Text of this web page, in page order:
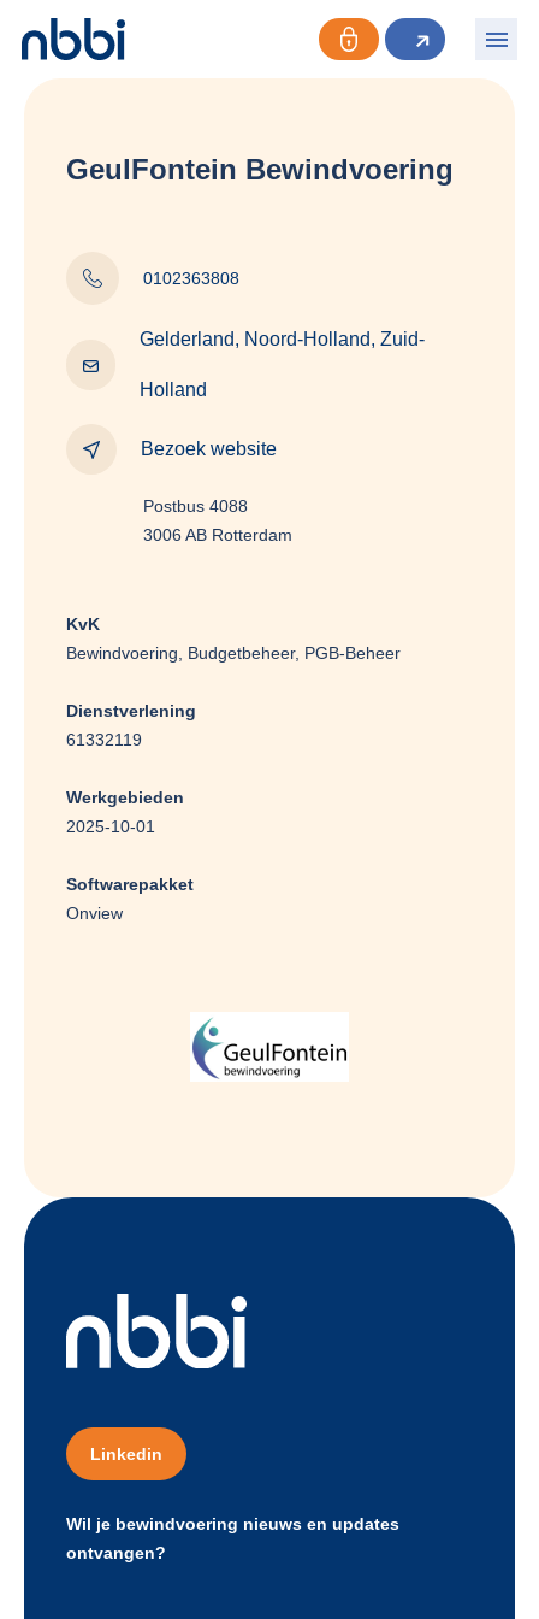
GeulFontein Bewindvoering
0102363808
Gelderland, Noord-Holland, Zuid-
Holland
Bezoek website
Postbus 4088
3006 AB Rotterdam
KvK
Bewindvoering, Budgetbeheer, PGB-Beheer
Dienstverlening
61332119
Werkgebieden
2025-10-01
Softwarepakket
Onview
Linkedin
Wil je bewindvoering nieuws en updates
ontvangen?